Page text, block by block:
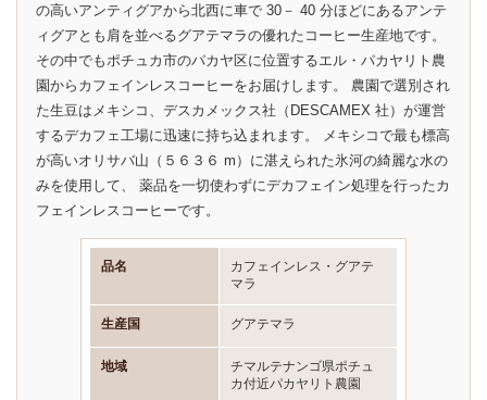
の高いアンティグアから北西に車で 30－ 40 分ほどにあるアンテ
ィグアとも肩を並べるグアテマラの優れたコーヒー生産地です。
その中でもポチュカ市のパカヤ区に位置するエル・パカヤリト農
園からカフェインレスコーヒーをお届けします。 農園で選別され
た生豆はメキシコ、デスカメックス社（DESCAMEX 社）が運営
するデカフェ工場に迅速に持ち込まれます。 メキシコで最も標高
が高いオリサバ山（５６３６ m）に湛えられた氷河の綺麗な水の
みを使用して、 薬品を一切使わずにデカフェイン処理を行ったカ
フェインレスコーヒーです。
品名
カフェインレス・グアテ
マラ
生産国 グアテマラ
地域
チマルテナンゴ県ポチュ
カ付近パカヤリト農園